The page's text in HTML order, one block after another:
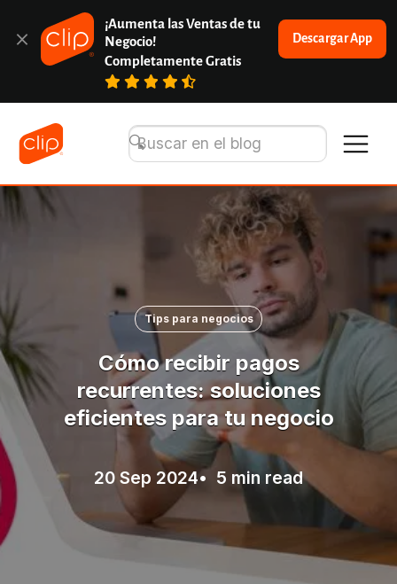
¡Aumenta las Ventas de tu
Negocio!
Completamente Gratis
Descargar App
Tips para negocios
Cómo recibir pagos
recurrentes: soluciones
eficientes para tu negocio
20 Sep 2024• 5 min read